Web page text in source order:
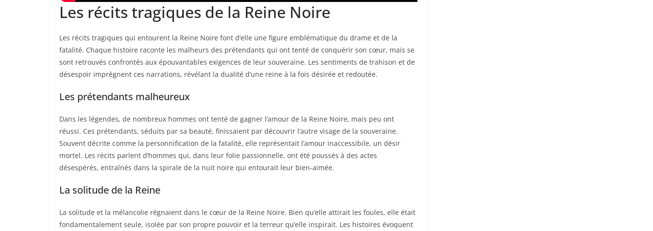
Les récits tragiques de la Reine Noire
Les récits tragiques qui entourent la Reine Noire font d’elle une figure emblématique du drame et de la
fatalité. Chaque histoire raconte les malheurs des prétendants qui ont tenté de conquérir son cœur, mais se
sont retrouvés confrontés aux épouvantables exigences de leur souveraine. Les sentiments de trahison et de
désespoir imprègnent ces narrations, révélant la dualité d’une reine à la fois désirée et redoutée.
Les prétendants malheureux
Dans les légendes, de nombreux hommes ont tenté de gagner l’amour de la Reine Noire, mais peu ont
réussi. Ces prétendants, séduits par sa beauté, finissaient par découvrir l’autre visage de la souveraine.
Souvent décrite comme la personnification de la fatalité, elle représentait l’amour inaccessibile, un désir
mortel. Les récits parlent d’hommes qui, dans leur folie passionnelle, ont été poussés à des actes
désespérés, entraînés dans la spirale de la nuit noire qui entourait leur bien-aimée.
La solitude de la Reine
La solitude et la mélancolie régnaient dans le cœur de la Reine Noire. Bien qu’elle attirait les foules, elle était
fondamentalement seule, isolée par son propre pouvoir et la terreur qu’elle inspirait. Les histoires évoquent